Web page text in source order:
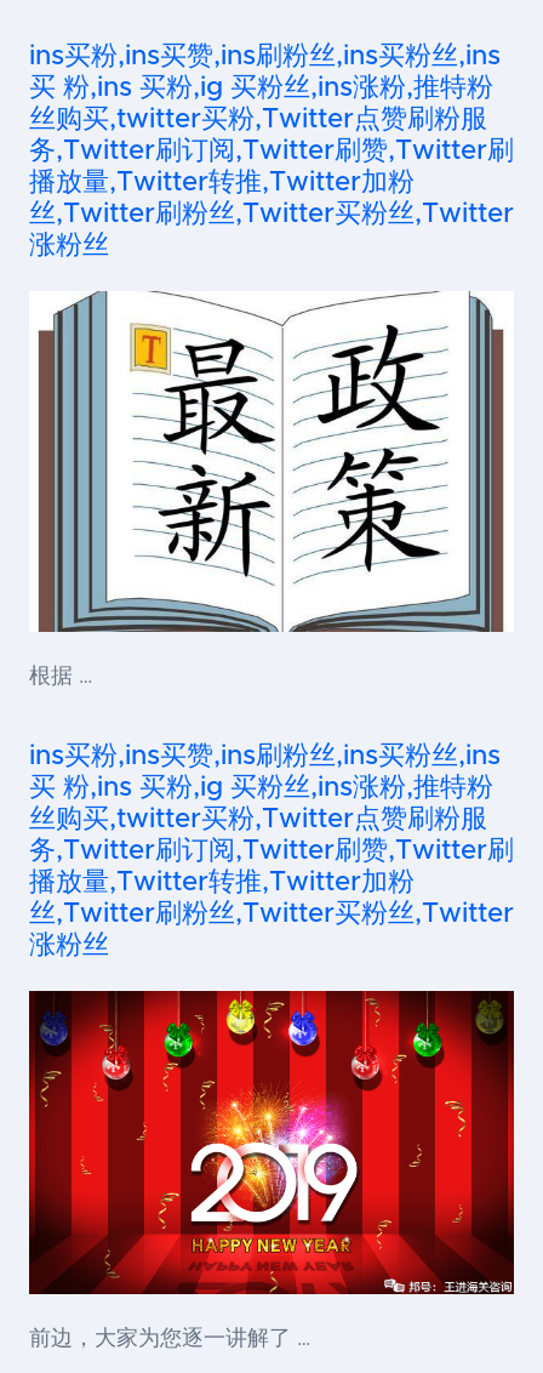
ins买粉,ins买赞,ins刷粉丝,ins买粉丝,ins
买 粉,ins 买粉,ig 买粉丝,ins涨粉,推特粉
丝购买,twitter买粉,Twitter点赞刷粉服
务,Twitter刷订阅,Twitter刷赞,Twitter刷
播放量,Twitter转推,Twitter加粉
丝,Twitter刷粉丝,Twitter买粉丝,Twitter
涨粉丝
根据 …
ins买粉,ins买赞,ins刷粉丝,ins买粉丝,ins
买 粉,ins 买粉,ig 买粉丝,ins涨粉,推特粉
丝购买,twitter买粉,Twitter点赞刷粉服
务,Twitter刷订阅,Twitter刷赞,Twitter刷
播放量,Twitter转推,Twitter加粉
丝,Twitter刷粉丝,Twitter买粉丝,Twitter
涨粉丝
前边，大家为您逐一讲解了 …